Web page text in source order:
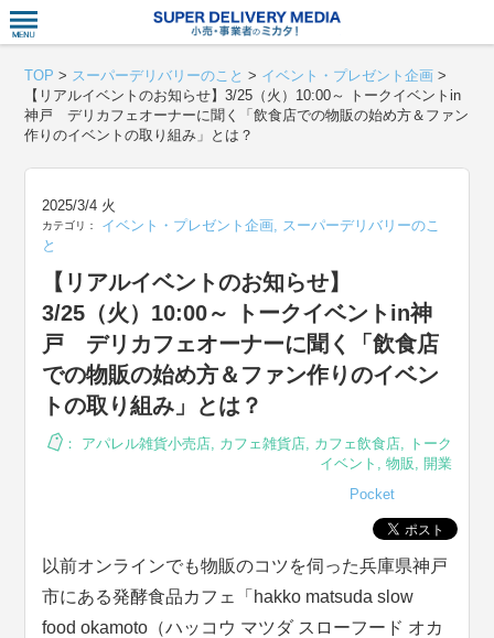
TOP > スーパーデリバリーのこと > イベント・プレゼント企画 >
【リアルイベントのお知らせ】3/25（火）10:00～ トークイベントin
神戸 デリカフェオーナーに聞く「飲食店での物販の始め方＆ファン
作りのイベントの取り組み」とは？
2025/3/4 火
カテゴリ： イベント・プレゼント企画, スーパーデリバリーのこ
と
【リアルイベントのお知らせ】
3/25（火）10:00～ トークイベントin神
戸 デリカフェオーナーに聞く「飲食店
での物販の始め方＆ファン作りのイベン
トの取り組み」とは？
： アパレル雑貨小売店, カフェ雑貨店, カフェ飲食店, トーク
イベント , 物販 , 開業
Pocket
以前オンラインでも物販のコツを伺った兵庫県神戸
市にある発酵食品カフェ「hakko matsuda slow
food okamoto（ハッコウ マツダスローフード オカ